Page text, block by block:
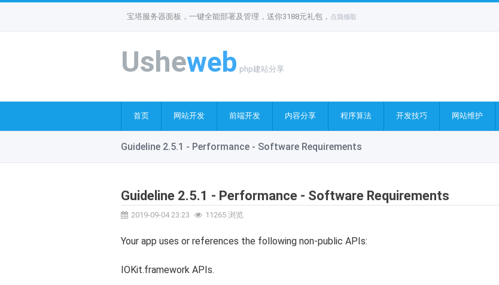
宝塔服务器面板，一键全能部署及管理，送你3188元礼包， 点我领取
Usheweb php建站分享
首页 网站开发 前端开发 内容分享 程序算法 开发技巧 网站维护
Guideline 2.5.1 - Performance - Software Requirements
Guideline 2.5.1 - Performance - Software Requirements
2019-09-04 23:23 11265 浏览
Your app uses or references the following non-public APIs:
IOKit.framework APIs.